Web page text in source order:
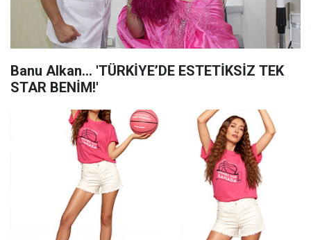
Banu Alkan... 'TÜRKİYE’DE ESTETİKSİZ TEK
STAR BENİM!'